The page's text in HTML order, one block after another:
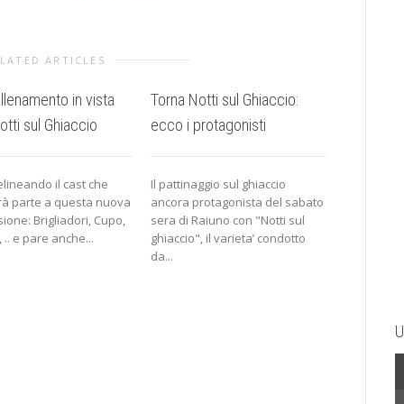
ARTICLES
in vista
sul Ghiaccio
il cast che
parte a questa nuova
Brigliadori, Cupo,
.. e pare anche...
Torna Notti sul Ghiaccio:
ecco i protagonisti
Il pattinaggio sul ghiaccio
ancora protagonista del sabato
sera di Raiuno con "Notti sul
ghiaccio", il varieta’ condotto
da...